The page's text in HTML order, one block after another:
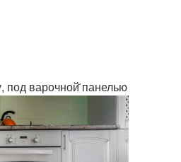
под варочной̆ панелью